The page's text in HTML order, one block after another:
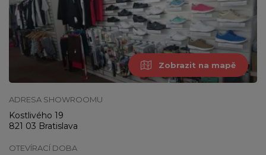
Zobrazit na mapě
ADRESA SHOWROOMU
Kostlivého 19
821 03 Bratislava
OTEVÍRACÍ DOBA